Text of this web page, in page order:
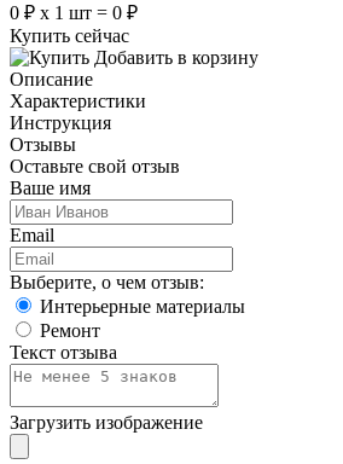
0 ₽ х 1 шт = 0 ₽
Купить сейчас
Добавить в корзину
Описание
Характеристики
Инструкция
Отзывы
Оставьте свой отзыв
Ваше имя
Email
Выберите, о чем отзыв:
Интерьерные материалы
Ремонт
Текст отзыва
Загрузить изображение